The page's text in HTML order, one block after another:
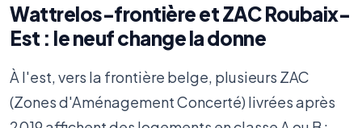
Wattrelos-frontière et ZAC Roubaix-
Est : le neuf change la donne
À l'est, vers la frontière belge, plusieurs ZAC
(Zones d'Aménagement Concerté) livrées après